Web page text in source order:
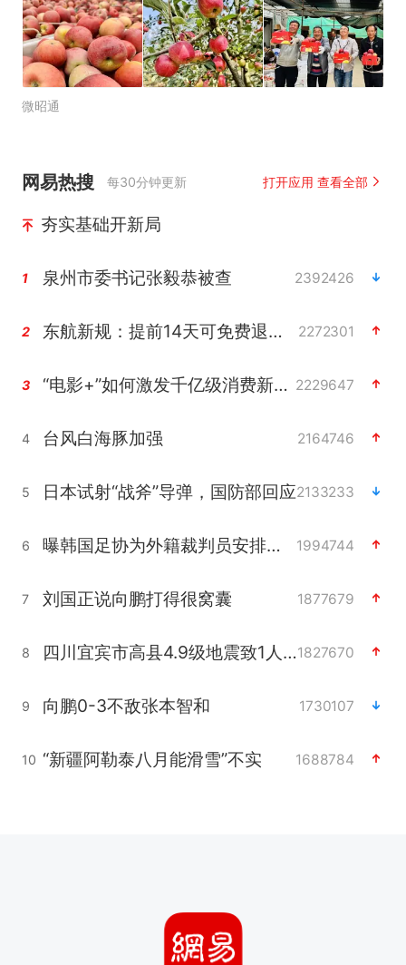
微昭通
网易热搜 每30分钟更新 打开应用 查看全部
夯实基础开新局
1 泉州市委书记张毅恭被查 2392426
2 东航新规：提前14天可免费退改签 2272301
3 “电影+”如何激发千亿级消费新活力？ 2229647
4 台风白海豚加强 2164746
5 日本试射“战斧”导弹，国防部回应2133233
6 曝韩国足协为外籍裁判员安排色情招待 1994744
7 刘国正说向鹏打得很窝囊 1877679
8 四川宜宾市高县4.9级地震致1人死亡1827670
9 向鹏0-3不敌张本智和 1730107
10 “新疆阿勒泰八月能滑雪”不实 1688784